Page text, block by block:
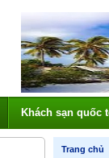
Khách sạn quốc
Trang chủ